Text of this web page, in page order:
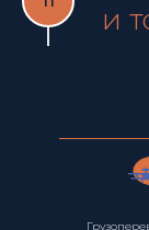
и